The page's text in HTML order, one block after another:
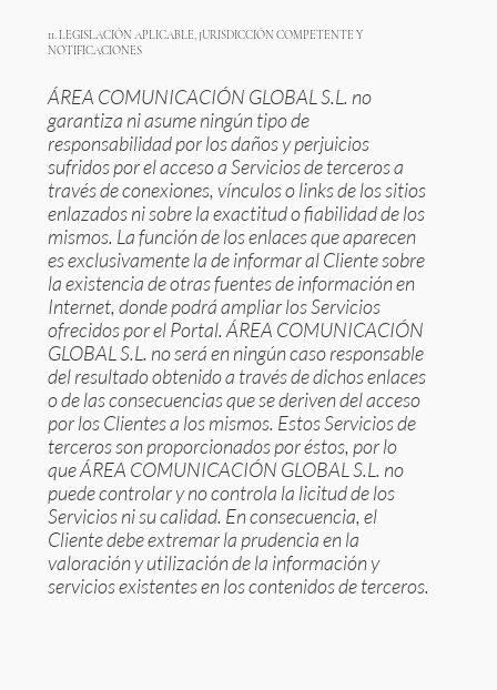
11. LEGISLACIÓN APLICABLE, JURISDICCIÓN COMPETENTE Y
NOTIFICACIONES
ÁREA COMUNICACIÓN GLOBAL S.L. no
garantiza ni asume ningún tipo de
responsabilidad por los daños y perjuicios
sufridos por el acceso a Servicios de terceros a
través de conexiones, vínculos o links de los sitios
enlazados ni sobre la exactitud o fiabilidad de los
mismos. La función de los enlaces que aparecen
es exclusivamente la de informar al Cliente sobre
la existencia de otras fuentes de información en
Internet, donde podrá ampliar los Servicios
ofrecidos por el Portal. ÁREA COMUNICACIÓN
GLOBAL S.L. no será en ningún caso responsable
del resultado obtenido a través de dichos enlaces
o de las consecuencias que se deriven del acceso
por los Clientes a los mismos. Estos Servicios de
terceros son proporcionados por éstos, por lo
que ÁREA COMUNICACIÓN GLOBAL S.L. no
puede controlar y no controla la licitud de los
Servicios ni su calidad. En consecuencia, el
Cliente debe extremar la prudencia en la
valoración y utilización de la información y
servicios existentes en los contenidos de terceros.